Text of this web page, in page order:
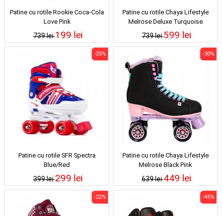
Patine cu rotile Rookie Coca-Cola
Love Pink
739 lei199 lei
Patine cu rotile Chaya Lifestyle
Melrose Deluxe Turquoise
739 lei599 lei
Patine cu rotile SFR Spectra
Blue/Red
399 lei
-25%
299 lei
Patine cu rotile Chaya Lifestyle
Melrose Black Pink
639 lei
-30%
449 lei
-22% -45%